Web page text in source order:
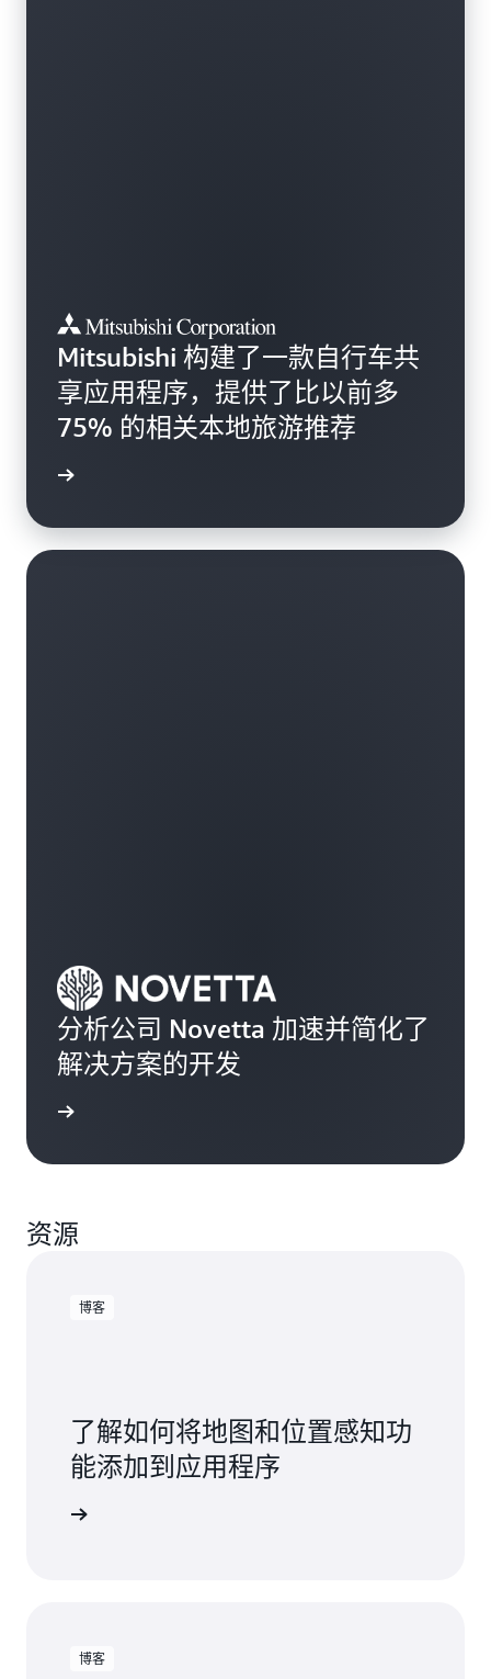
Mitsubishi 构建了一款自行车共
享应用程序，提供了比以前多
75% 的相关本地旅游推荐
分析公司 Novetta 加速并简化了
解决方案的开发
资源
博客
了解如何将地图和位置感知功
能添加到应用程序
博客